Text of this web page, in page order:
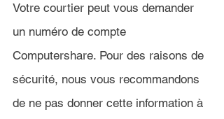
Votre courtier peut vous demander
un numéro de compte
Computershare. Pour des raisons de
sécurité, nous vous recommandons
de ne pas donner cette information à